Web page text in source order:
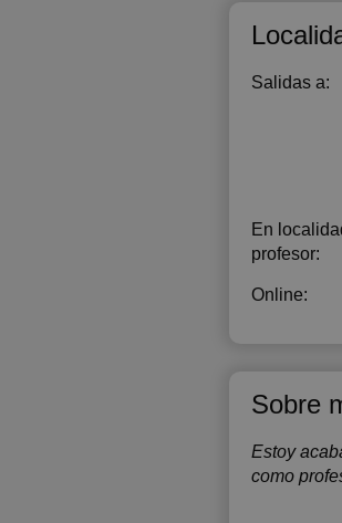
Salidas a:
En
profesor:
Online:
Sobre
Estoy
como